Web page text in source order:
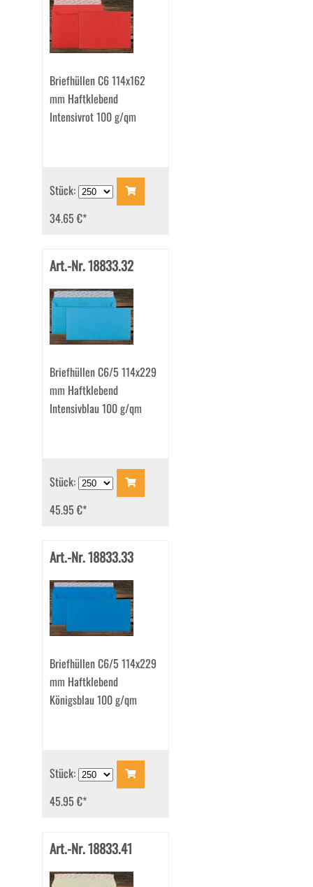
Briefhüllen C6 114x162
mm Haftklebend
Intensivrot 100 g/qm
Stück:
34.65 €*
Art.-Nr. 18833.32
Briefhüllen C6/5 114x229
mm Haftklebend
Intensivblau 100 g/qm
Stück:
45.95 €*
Art.-Nr. 18833.33
Briefhüllen C6/5 114x229
mm Haftklebend
Königsblau 100 g/qm
Stück:
45.95 €*
Art.-Nr. 18833.41